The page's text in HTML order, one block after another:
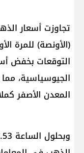
(الأونصة) للمرة
التوقعات ب​خفض
الجيوسياسية​،
المعدن الأصفر